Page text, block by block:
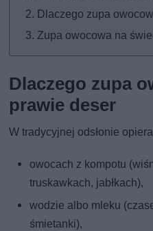
Dlaczego zupa
Zupa owocowa na
Dlaczego zupa
prawie deser
W tradycyjnej odsłonie
owocach z kompotu
truskawkach, jabłkach),
wodzie albo mleku
śmietanki),